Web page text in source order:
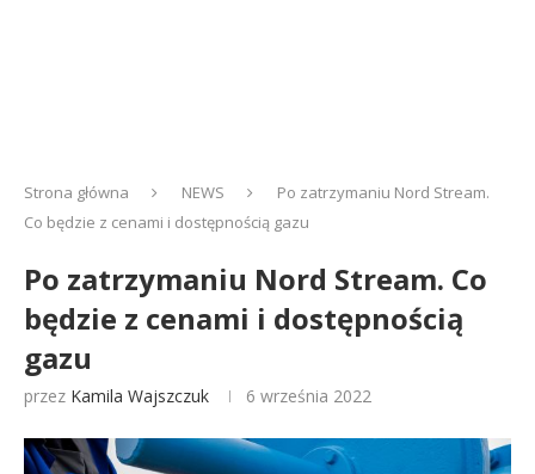
Strona główna NEWS
Po zatrzymaniu Nord Stream.
Co będzie z cenami i dostępnością gazu
Po zatrzymaniu Nord Stream. Co
będzie z cenami i dostępnością
gazu
przez Kamila Wajszczuk 6 września 2022